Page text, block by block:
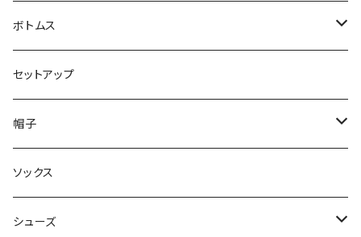
ジャケット
コート
ダウン
ベスト
ボトムス
ロングパンツ
ハーフパンツ
デニムパンツ
セットアップ
帽子
ニット帽 / ビーニー
キャップ
ソックス
シューズ